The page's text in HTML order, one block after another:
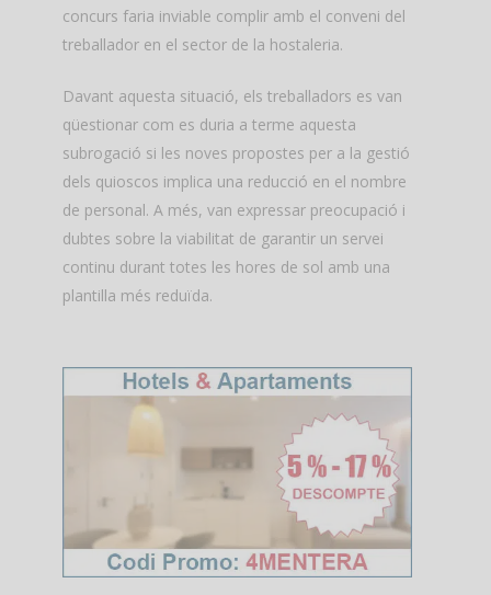
concurs faria inviable complir amb el conveni del
treballador en el sector de la hostaleria.
Davant aquesta situació, els treballadors es van
qüestionar com es duria a terme aquesta
subrogació si les noves propostes per a la gestió
dels quioscos implica una reducció en el nombre
de personal. A més, van expressar preocupació i
dubtes sobre la viabilitat de garantir un servei
continu durant totes les hores de sol amb una
plantilla més reduïda.